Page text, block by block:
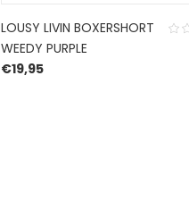
LOUSY LIVIN BOXERSHORT
WEEDY PURPLE
€19,95